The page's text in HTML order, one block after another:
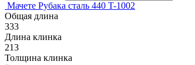
Мачете Рубака сталь 440 T-1002
Общая длина
333
Длина клинка
213
Толщина клинка